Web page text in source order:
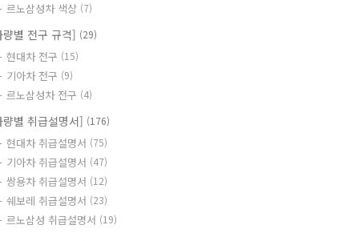
르노삼성차 색상 (7)
별 전구 규격] (29)
현대차 전구 (15)
기아차 전구 (9)
르노삼성차 전구 (4)
별 취급설명서] (176)
현대차 취급설명서 (75)
기아차 취급설명서 (47)
쌍용차 취급설명서 (12)
쉐보레 취급설명서 (23)
르노삼성 취급설명서 (19)